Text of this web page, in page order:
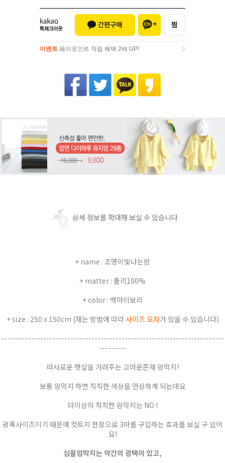
이벤트 페이포인트 적립 혜택 2배 UP!
상세 정보를 확대해 보실 수 있습니다
+ name : 조명이빛나는밤
+ matter : 폴리100%
+ color : 백아이보리
+ size : 250 x 150cm (재는 방법에 따라사이즈 오차가 있을 수 있습니다)
--------------------------------------------------------------------------
---------
따사로운 햇살을 가려주는 고마운존재 암막지!
보통 암막지 하면 칙칙한 색상을 연상하게 되는데요
더이상의 칙칙한 암막지는 NO !
광폭사이즈이기 때문에 컷트지 한장으로 3마를 구입하는 효과를 보실 구 있어
요!
심플암막지는 약간의 광택이 있고,